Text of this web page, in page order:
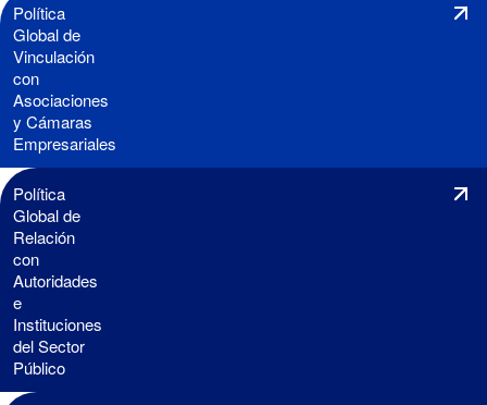
Política
Global de
Vinculación
con
Asociaciones
y Cámaras
Empresariales
Política
Global de
Relación
con
Autoridades
e
Instituciones
del Sector
Público